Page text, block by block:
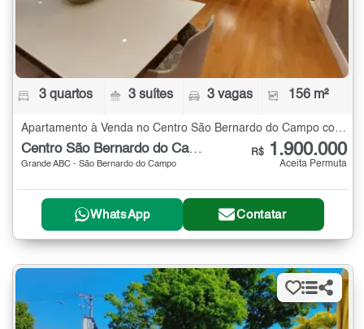
3 quartos 3 suítes 3 vagas 156 m²
Apartamento à Venda no Centro São Bernardo do Campo com 3 quartos - 156 m²
Centro São Bernardo do Campo
Grande ABC - São Bernardo do Campo
R$ 1.900.000
Aceita Permuta
WhatsApp Contatar